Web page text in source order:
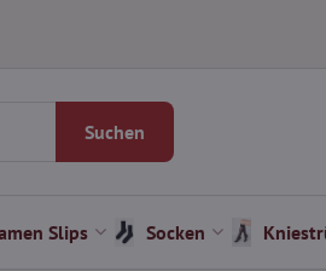
Suchen
Slips Socken